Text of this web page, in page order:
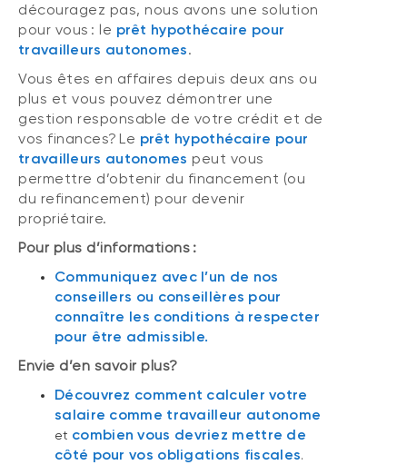
découragez pas, nous avons une solution
pour vous : le prêt hypothécaire pour
travailleurs autonomes.
Vous êtes en affaires depuis deux ans ou
plus et vous pouvez démontrer une
gestion responsable de votre crédit et de
vos finances? Le prêt hypothécaire pour
travailleurs autonomes peut vous
permettre d’obtenir du financement (ou
du refinancement) pour devenir
propriétaire.
Pour plus d’informations :
Communiquez avec l’un de nos
conseillers ou conseillères pour
connaître les conditions à respecter
pour être admissible.
Envie d’en savoir plus?
Découvrez comment calculer votre
salaire comme travailleur autonome
et combien vous devriez mettre de
côté pour vos obligations fiscales.